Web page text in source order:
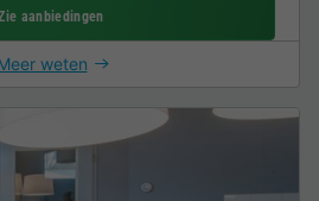
aanbiedingen
weten